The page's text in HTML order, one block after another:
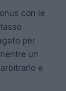
con le
per
un
e